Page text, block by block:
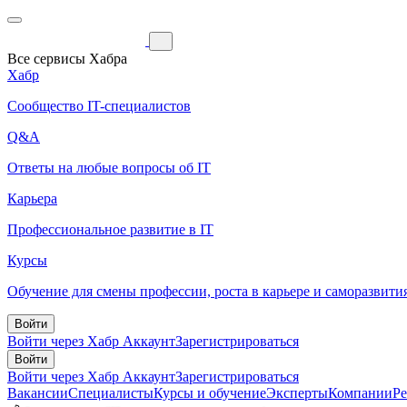
Все сервисы Хабра
Хабр
Сообщество IT-специалистов
Q&A
Ответы на любые вопросы об IT
Карьера
Профессиональное развитие в IT
Курсы
Обучение для смены профессии, роста в карьере и
Войти
Войти через Хабр АккаунтЗарегистрироваться
Войти
Войти через Хабр АккаунтЗарегистрироваться
ВакансииСпециалистыКурсы и обучениеЭкспертыКомпании